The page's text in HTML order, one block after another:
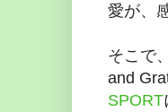
愛が、
そこで
and
SPORT